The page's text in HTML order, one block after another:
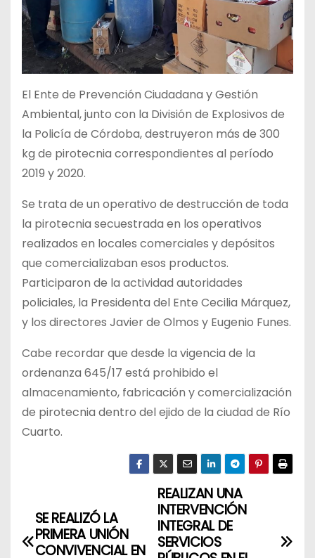
El Ente de Prevención Ciudadana y Gestión
Ambiental, junto con la División de Explosivos de
la Policía de Córdoba, destruyeron más de 300
kg de pirotecnia correspondientes al período
2019 y 2020.
Se trata de un operativo de destrucción de toda
la pirotecnia secuestrada en los operativos
realizados en locales comerciales y depósitos
que comercializaban esos productos.
Participaron de la actividad autoridades
policiales, la Presidenta del Ente Cecilia Márquez,
y los directores Javier de Olmos y Eugenio Funes.
Cabe recordar que desde la vigencia de la
ordenanza 645/17 está prohibido el
almacenamiento, fabricación y comercialización
de pirotecnia dentro del ejido de la ciudad de Río
Cuarto.
a
REALIZAN UNA
INTERVENCIÓN
INTEGRAL DE
SERVICIOS
SE REALIZÓ LA
PRIMERA UNIÓN
CONVIVENCIAL EN